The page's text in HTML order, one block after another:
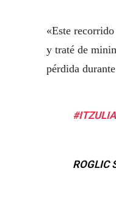
«Este
y traté de
pérdida
ROGLIC